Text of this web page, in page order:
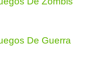
De Guerra